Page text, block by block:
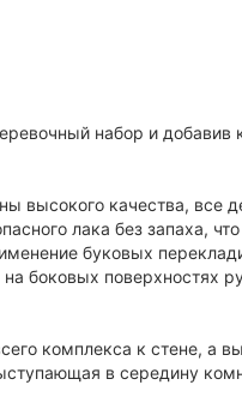
набор и
высокого качества, все
лака без запаха,
буковых
боковых поверхностях
комплекса к стене, а
в середину